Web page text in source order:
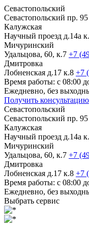
Севастопольский
Севастопольский пр.
Калужская
Научный проезд д.14а
Мичуринский
Удальцова, 60, к.7 +7
Дмитровка
Лобненская д.17 к.8 +7
Время работы: с 08:00
Ежедневно, без
Получить консультацию
Севастопольский
Севастопольский пр.
Калужская
Научный проезд д.14а
Мичуринский
Удальцова, 60, к.7 +7
Дмитровка
Лобненская д.17 к.8 +7
Время работы: с 08:00
Ежедневно, без
Выбрать сервис